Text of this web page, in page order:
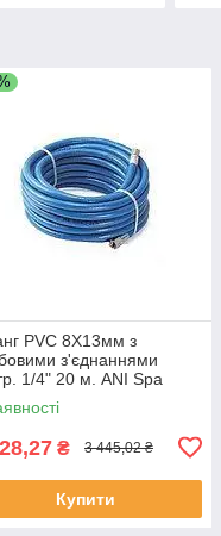
PVC 8Х13мм з
з'єднаннями
1/4" 20 м. ANI Spa
(Італія)
₴ 3 445,02 ₴
Купити